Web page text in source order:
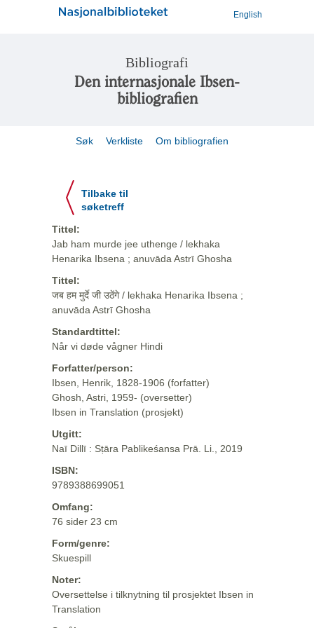
English
Bibliografi
Den internasjonale Ibsen-
bibliografien
Søk Verkliste Om bibliografien
Tilbake til
søketreff
Tittel:
Jab ham murde jee uthenge / lekhaka
Henarika Ibsena ; anuvāda Astrī Ghosha
Tittel:
जब हम मुर्दे जी उठेंगे / lekhaka Henarika Ibsena ;
anuvāda Astrī Ghosha
Standardtittel:
Når vi døde vågner Hindi
Forfatter/person:
Ibsen, Henrik, 1828-1906 (forfatter)
Ghosh, Astri, 1959- (oversetter)
Ibsen in Translation (prosjekt)
Utgitt:
Naī Dillī : Sṭāra Pablikeśansa Prā. Li., 2019
ISBN:
9789388699051
Omfang:
76 sider 23 cm
Form/genre:
Skuespill
Noter:
Oversettelse i tilknytning til prosjektet Ibsen in
Translation